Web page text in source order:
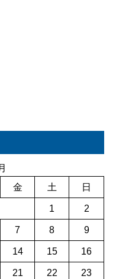
金 土 日
1 2
7 8 9
14 15 16
21 22 23